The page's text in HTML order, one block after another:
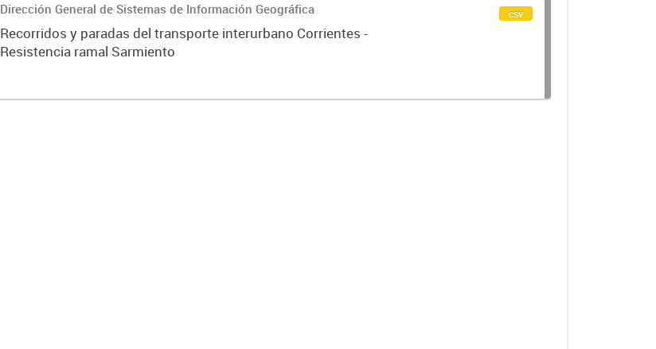
Dirección General de Sistemas de Información Geográfica
Recorridos y paradas del transporte interurbano Corrientes -
Resistencia ramal Sarmiento
csv